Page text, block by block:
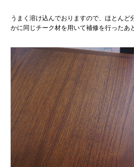
うまく溶け込んでおりますので、ほとんど
かに同じチーク材を用いて補修を行ったあ